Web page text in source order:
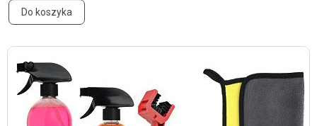
Do koszyka